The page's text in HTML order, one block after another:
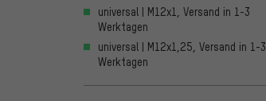
universal | M12x1, Versand in 1-3
Werktagen
universal | M12x1,25, Versand in 1-3
Werktagen